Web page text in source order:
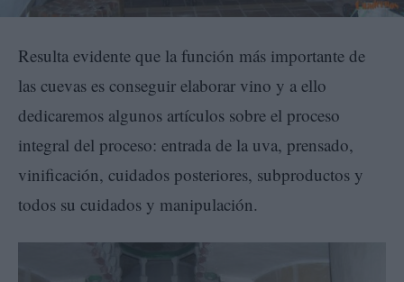
Resulta evidente que la función más importante de
las cuevas es conseguir elaborar vino y a ello
dedicaremos algunos artículos sobre el proceso
integral del proceso: entrada de la uva, prensado,
vinificación, cuidados posteriores, subproductos y
todos su cuidados y manipulación.